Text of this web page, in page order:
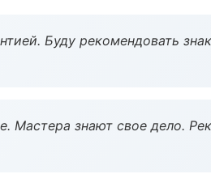
Буду рекомендовать
Мастера знают свое дело.